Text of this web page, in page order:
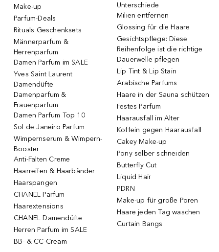
Make-up
Parfum-Deals
Rituals Geschenksets
Männerparfum &
Herrenparfum
Damen Parfum im SALE
Yves Saint Laurent
Damendüfte
Damenparfum &
Frauenparfum
Damen Parfum Top 10
Sol de Janeiro Parfum
Wimpernserum & Wimpern-
Booster
Anti-Falten Creme
Haarreifen & Haarbänder
Haarspangen
CHANEL Parfum
Haarextensions
CHANEL Damendüfte
Herren Parfum im SALE
BB- & CC-Cream
Unterschiede
Milien entfernen
Glossing für die Haare
Gesichtspflege: Diese
Reihenfolge ist die richtige
Dauerwelle pflegen
Lip Tint & Lip Stain
Arabische Parfums
Haare in der Sauna schützen
Festes Parfum
Haarausfall im Alter
Koffein gegen Haarausfall
Cakey Make-up
Pony selber schneiden
Butterfly Cut
Liquid Hair
PDRN
Make-up für große Poren
Haare jeden Tag waschen
Curtain Bangs